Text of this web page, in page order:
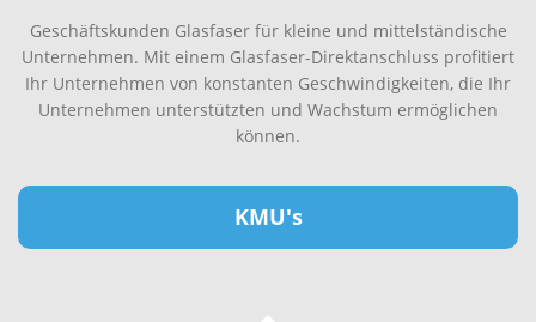
Geschäftskunden Glasfaser für kleine und mittelständische
Unternehmen. Mit einem Glasfaser-Direktanschluss profitiert
Ihr Unternehmen von konstanten Geschwindigkeiten, die Ihr
Unternehmen unterstützten und Wachstum ermöglichen
können.
KMU's